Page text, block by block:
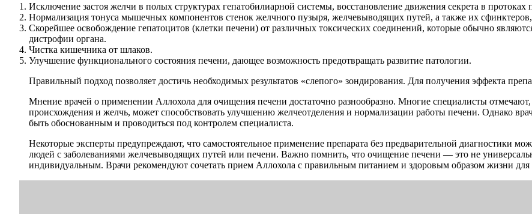
Исключение застоя желчи в полых структурах гепатобилиарной системы, восстановление движения секрета в
Нормализация тонуса мышечных компонентов стенок желчного пузыря, желчевыводящих путей, а также их
Скорейшее освобождение гепатоцитов (клетки печени) от различных токсических соединений, которые обычно
дистрофии органа.
Чистка кишечника от шлаков.
Улучшение функционального состояния печени, дающее возможность предотвращать развитие патологии.
Правильный подход позволяет достичь необходимых результатов «слепого» зондирования. Для получения эффекта
Мнение врачей о применении Аллохола для очищения печени достаточно разнообразно. Многие специалисты отмечают,
происхождения и желчь, может способствовать улучшению желчеотделения и нормализации работы печени. Однако
быть обоснованным и проводиться под контролем специалиста.
Некоторые эксперты предупреждают, что самостоятельное применение препарата без предварительной диагностики
людей с заболеваниями желчевыводящих путей или печени. Важно помнить, что очищение печени — это не
индивидуальным. Врачи рекомендуют сочетать прием Аллохола с правильным питанием и здоровым образом жизни для